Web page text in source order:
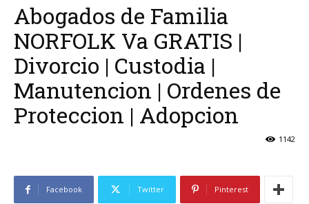
Abogados de Familia
NORFOLK Va GRATIS |
Divorcio | Custodia |
Manutencion | Ordenes de
Proteccion | Adopcion
1142
Facebook Twitter Pinterest